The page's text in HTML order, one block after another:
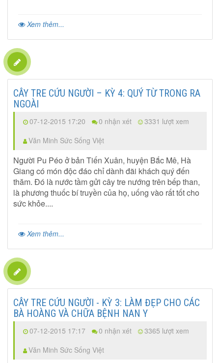
Xem thêm...
CÂY TRE CỨU NGƯỜI – KỲ 4: QUÝ TỪ TRONG RA
NGOÀI
07-12-2015 17:20 0 nhận xét
3331 lượt xem
Văn Minh Sức Sống Việt
Người Pu Péo ở bản Tiến Xuân, huyện Bắc Mê, Hà
Giang có món độc đáo chỉ dành đãi khách quý đến
thăm. Đó là nước tầm gửi cây tre nướng trên bếp than,
là phương thuốc bí truyền của họ, uống vào rất tốt cho
sức khỏe....
Xem thêm...
CÂY TRE CỨU NGƯỜI - KỲ 3: LÀM ĐẸP CHO CÁC
BÀ HOÀNG VÀ CHỮA BỆNH NAN Y
07-12-2015 17:17 0 nhận xét
3365 lượt xem
Văn Minh Sức Sống Việt